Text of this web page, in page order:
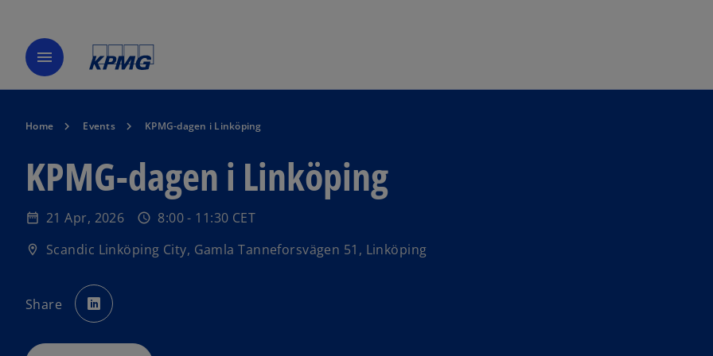
menu
Home Events KPMG-dagen i Linköping
KPMG-dagen i Linköping
date_range 21 Apr, 2026 schedule 8:00 - 11:30 CET
location_on Scandic Linköping City, Gamla Tanneforsvägen 51, Linköping
Share p
e
n
o
p
n
s
i
n